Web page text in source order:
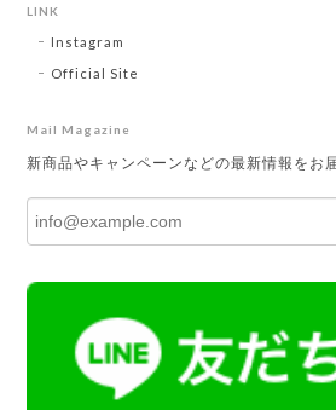
LINK
Instagram
Official Site
Mail Magazine
新商品やキャンペーンなどの最新情報をお